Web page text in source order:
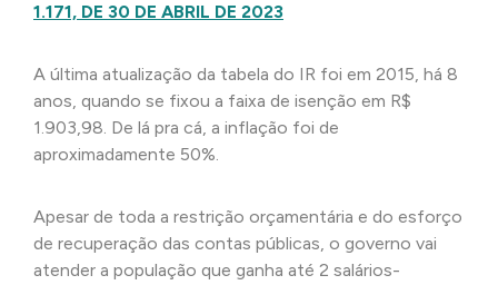
1.171, DE 30 DE ABRIL DE 2023
A última atualização da tabela do IR foi em 2015, há 8
anos, quando se fixou a faixa de isenção em R$
1.903,98. De lá pra cá, a inflação foi de
aproximadamente 50%.
Apesar de toda a restrição orçamentária e do esforço
de recuperação das contas públicas, o governo vai
atender a população que ganha até 2 salários-